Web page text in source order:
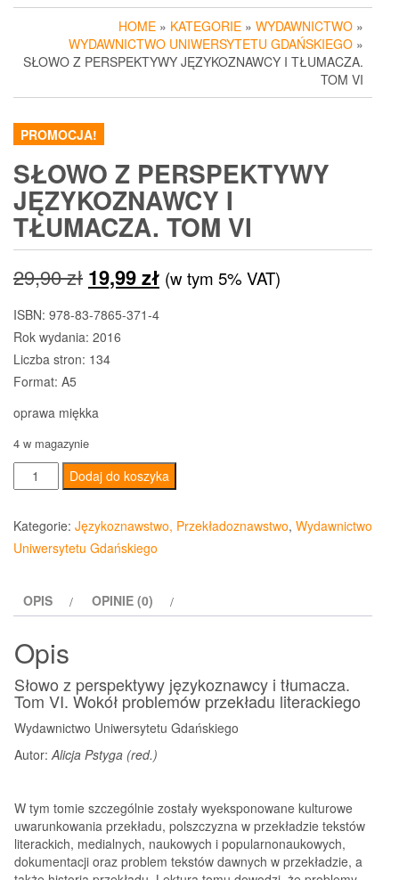
HOME » KATEGORIE » WYDAWNICTWO »
WYDAWNICTWO UNIWERSYTETU GDAŃSKIEGO »
SŁOWO Z PERSPEKTYWY JĘZYKOZNAWCY I TŁUMACZA.
TOM VI
PROMOCJA!
SŁOWO Z PERSPEKTYWY
JĘZYKOZNAWCY I
TŁUMACZA. TOM VI
29,90zł Pierwotna
cena
wynosiła:
19,99złAktualna
cena
(w tym 5% VAT)
ISBN: 978-83-7865-371-4
Rok wydania: 2016
Liczba stron: 134
Format: A5
oprawa miękka
4 w magazynie
ilość
Słowo
z
perspektywy
językoznawcy
tłumacza.
VI
Dodaj do koszyka
Kategorie: Językoznawstwo, Przekładoznawstwo, Wydawnictwo
Uniwersytetu Gdańskiego
OPIS OPINIE (0)
Opis
Słowo z perspektywy językoznawcy i tłumacza.
Tom VI. Wokół problemów przekładu literackiego
Wydawnictwo Uniwersytetu Gdańskiego
Autor: Alicja Pstyga (red.)
W tym tomie szczególnie zostały wyeksponowane kulturowe
uwarunkowania przekładu, polszczyzna w przekładzie tekstów
literackich, medialnych, naukowych i popularnonaukowych,
dokumentacji oraz problem tekstów dawnych w przekładzie, a